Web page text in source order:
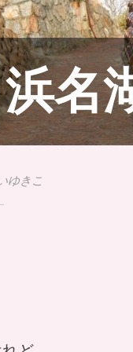
名
ゆきこ